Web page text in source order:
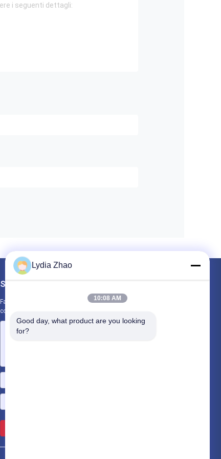
Scrivici
Fateci sapere la vostra esigenza. Collegheremo i migliori prodotti
con te.
Lydia Zhao
10:08 AM
Good day, what product are you looking
for?